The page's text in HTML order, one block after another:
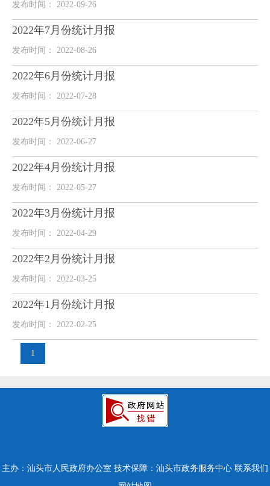
发布时间： 2022-09-26
2022年7月份统计月报
发布时间： 2022-08-26
2022年6月份统计月报
发布时间： 2022-07-28
2022年5月份统计月报
发布时间： 2022-06-27
2022年4月份统计月报
发布时间： 2022-05-27
2022年3月份统计月报
发布时间： 2022-04-29
2022年2月份统计月报
发布时间： 2022-03-25
2022年1月份统计月报
发布时间： 2022-02-25
1
主办：汕头市人民政府办公室 技术保障：汕头市政务服务中心 联系我们